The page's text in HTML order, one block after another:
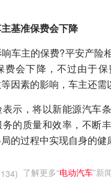
基准保费会下降
车主的保费?平安产险
费会下降，不过由于
因素的影响，车主还需
示，将以新能源汽车
的质量和效率，不断
的过程中实现自身的健
134) 了解更多“电动汽车”新